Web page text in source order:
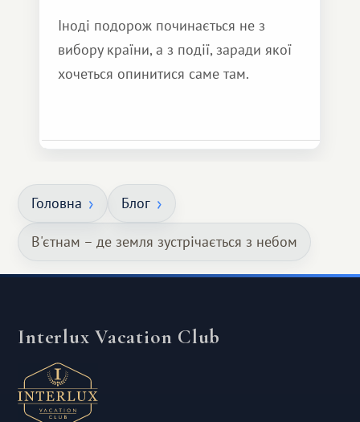
Іноді подорож починається не з
вибору країни, а з події, заради якої
хочеться опинитися саме там.
Головна Блог
В'єтнам – де земля зустрічається з небом
Interlux Vacation Club